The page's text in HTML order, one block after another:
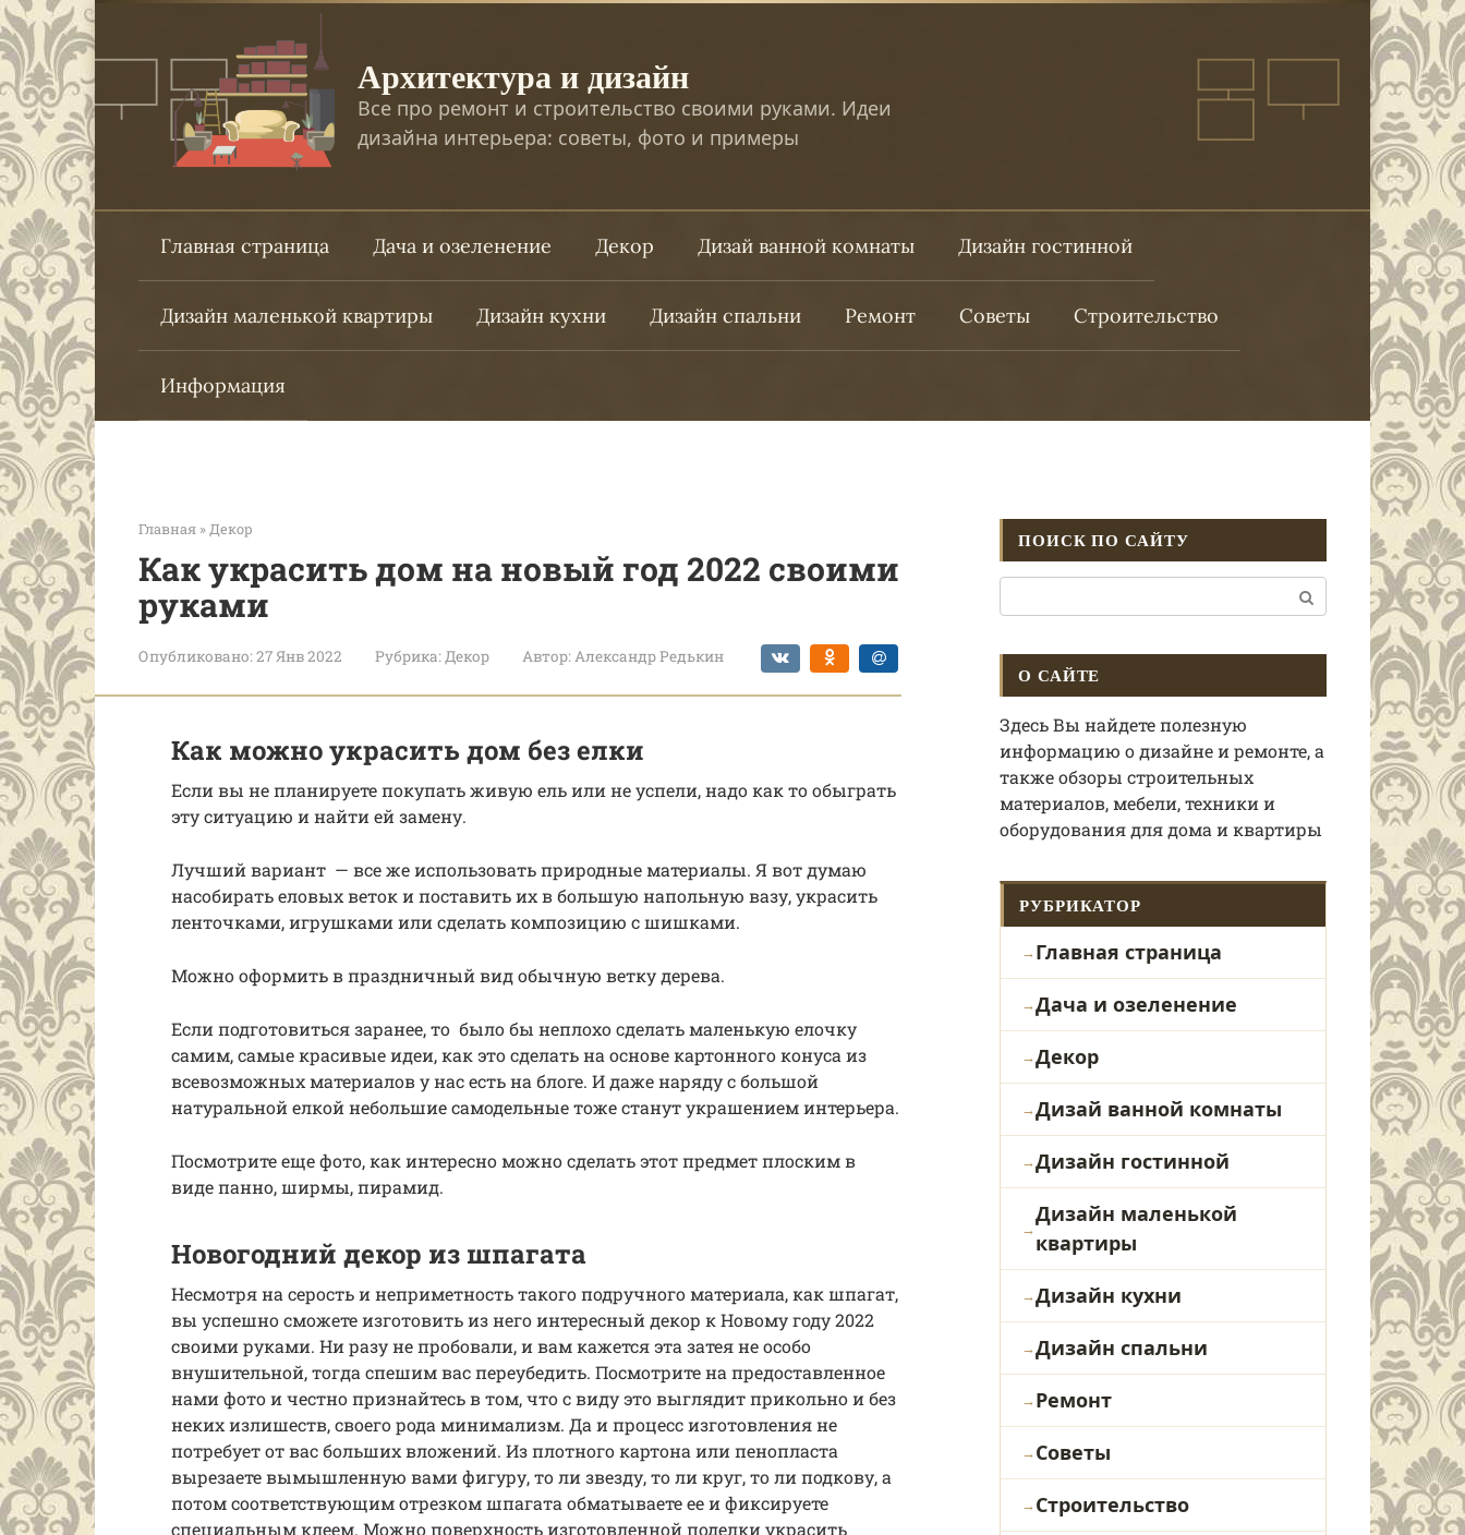
Перейти
к
контенту
Архитектура и дизайн
Все про ремонт и строительство своими руками. Идеи
дизайна интерьера: советы, фото и примеры
Главная страница Дача и озеленение Декор Дизай ванной комнаты Дизайн гостинной
Дизайн маленькой квартиры Дизайн кухни Дизайн спальни Ремонт Советы Строительство
Информация
Главная » Декор
Как украсить дом на новый год 2022 своими
руками
Опубликовано:27 Янв 2022 Рубрика:Декор Автор:Александр Редькин
Как можно украсить дом без елки
Если вы не планируете покупать живую ель или не успели, надо как то обыграть
эту ситуацию и найти ей замену.
Лучший вариант — все же использовать природные материалы. Я вот думаю
насобирать еловых веток и поставить их в большую напольную вазу, украсить
ленточками, игрушками или сделать композицию с шишками.
Можно оформить в праздничный вид обычную ветку дерева.
Если подготовиться заранее, то было бы неплохо сделать маленькую елочку
самим, самые красивые идеи, как это сделать на основе картонного конуса из
всевозможных материалов у нас есть на блоге. И даже наряду с большой
натуральной елкой небольшие самодельные тоже станут украшением интерьера.
Посмотрите еще фото, как интересно можно сделать этот предмет плоским в
виде панно, ширмы, пирамид.
Новогодний декор из шпагата
Несмотря на серость и неприметность такого подручного материала, как шпагат,
вы успешно сможете изготовить из него интересный декор к Новому году 2022
своими руками. Ни разу не пробовали, и вам кажется эта затея не особо
внушительной, тогда спешим вас переубедить. Посмотрите на предоставленное
нами фото и честно признайтесь в том, что с виду это выглядит прикольно и без
неких излишеств, своего рода минимализм. Да и процесс изготовления не
потребует от вас больших вложений. Из плотного картона или пенопласта
вырезаете вымышленную вами фигуру, то ли звезду, то ли круг, то ли подкову, а
потом соответствующим отрезком шпагата обматываете ее и фиксируете
специальным клеем. Можно поверхность изготовленной поделки украсить
ПОИСК ПО САЙТУ
О САЙТЕ
Здесь Вы найдете полезную
информацию о дизайне и ремонте, а
также обзоры строительных
материалов, мебели, техники и
оборудования для дома и квартиры
РУБРИКАТОР
Главная страница
Дача и озеленение
Декор
Дизай ванной комнаты
Дизайн гостинной
Дизайн маленькой
квартиры
Дизайн кухни
Дизайн спальни
Ремонт
Советы
Строительство